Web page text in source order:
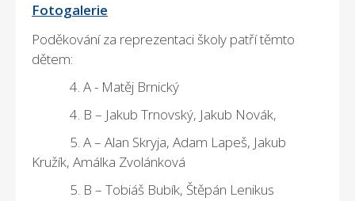
Fotogalerie
Poděkování za reprezentaci školy patří těmto
dětem:
4. A - Matěj Brnický
4. B – Jakub Trnovský, Jakub Novák,
5. A – Alan Skryja, Adam Lapeš, Jakub
Kružík, Amálka Zvolánková
5. B – Tobiáš Bubík, Štěpán Lenikus